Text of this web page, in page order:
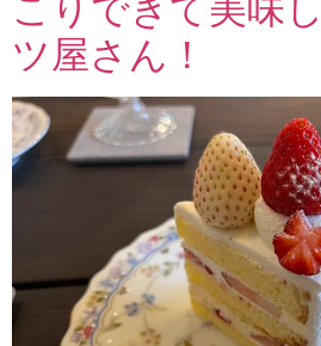
ツ屋さん！